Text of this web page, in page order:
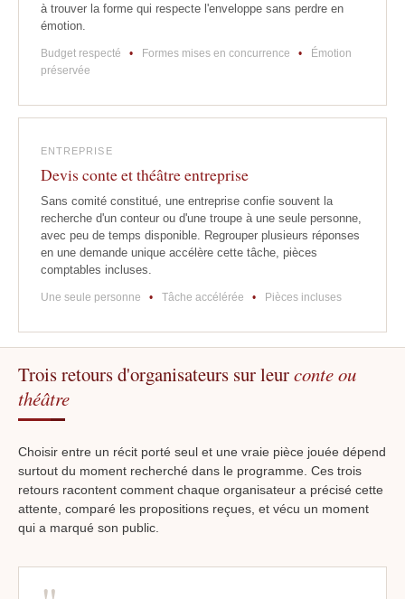
à trouver la forme qui respecte l'enveloppe sans perdre en
émotion.
Budget respecté • Formes mises en concurrence •
Émotion
préservée
ENTREPRISE
Devis conte et théâtre entreprise
Sans comité constitué, une entreprise confie souvent la
recherche d'un conteur ou d'une troupe à une seule personne,
avec peu de temps disponible. Regrouper plusieurs réponses
en une demande unique accélère cette tâche, pièces
comptables incluses.
Une seule personne • Tâche accélérée • Pièces incluses
Trois retours d'organisateurs sur leurconte ou
théâtre
Choisir entre un récit porté seul et une vraie pièce jouée dépend
surtout du moment recherché dans le programme. Ces trois
retours racontent comment chaque organisateur a précisé cette
attente, comparé les propositions reçues, et vécu un moment
qui a marqué son public.